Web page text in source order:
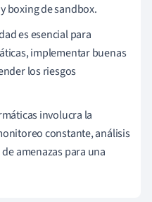
boxing de sandbox.
es esencial para
implementar buenas
los riesgos
involucra la
constante, análisis
amenazas para una